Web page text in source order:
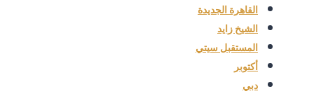
القاهرة الجديدة
الشيخ زايد
المستقبل سيتي
أكتوبر
دبي